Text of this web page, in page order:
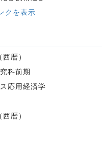
クを表示
暦）
科前期
応用経済学
暦）